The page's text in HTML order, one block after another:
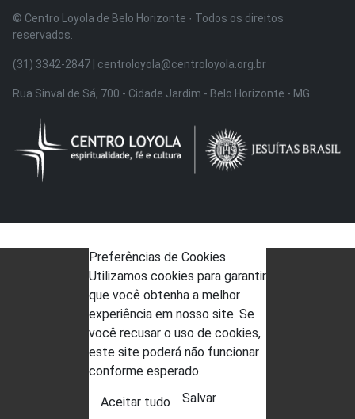
© Centro Loyola de Belo Horizonte · Todos os direitos
reservados.
(31) 3342-2847 | centroloyola@centroloyola.org.br
Rua Sinval de Sá, 700 - Cidade Jardim - Belo Horizonte - MG
Preferências de Cookies
Utilizamos cookies para garantir
que você obtenha a melhor
experiência em nosso site. Se
você recusar o uso de cookies,
este site poderá não funcionar
conforme esperado.
Aceitar tudo Salvar